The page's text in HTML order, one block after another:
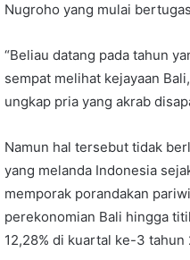
Nugroho yang mulai
“Beliau datang pada tahun
sempat melihat kejayaan
ungkap pria yang akrab
Namun hal tersebut tidak
yang melanda Indonesia
memporak porandakan
perekonomian Bali hingga
12,28% di kuartal ke-3 tahun